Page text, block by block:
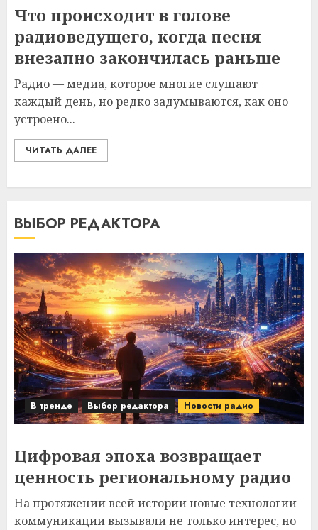
Что происходит в голове
радиоведущего, когда песня
внезапно закончилась раньше
Радио — медиа, которое многие слушают
каждый день, но редко задумываются, как оно
устроено...
ЧИТАТЬ ДАЛЕЕ
ВЫБОР РЕДАКТОРА
В тренде Выбор редактора Новости радио
Цифровая эпоха возвращает
ценность региональному радио
На протяжении всей истории новые технологии
коммуникации вызывали не только интерес, но